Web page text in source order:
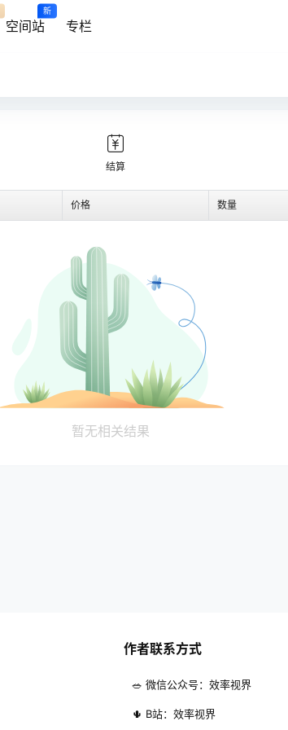
空间站
新
专栏
结算
价格 数量
暂无相关结果
作者联系方式
🥗 微信公众号：效率视界
🌵 B站：效率视界